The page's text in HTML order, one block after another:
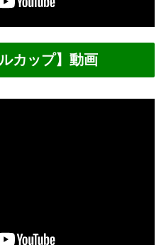
カップ】動画